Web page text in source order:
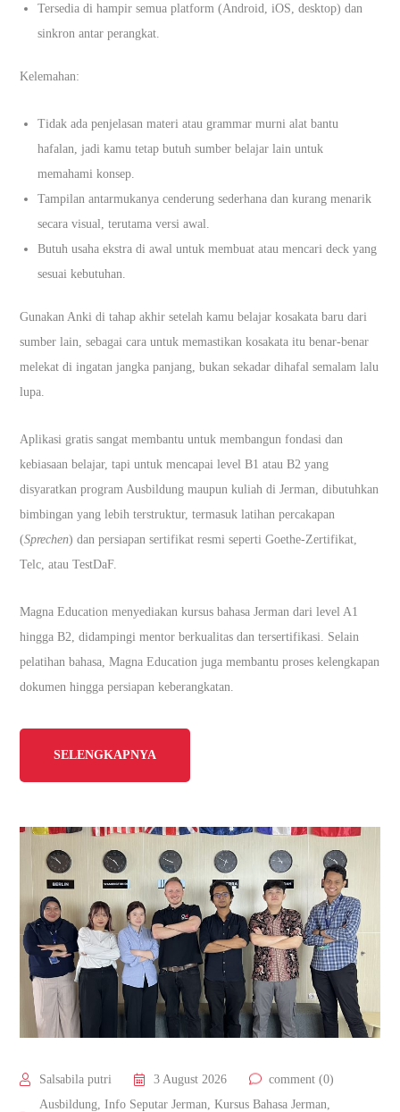
Tersedia di hampir semua platform (Android, iOS, desktop) dan
sinkron antar perangkat.
Kelemahan:
Tidak ada penjelasan materi atau grammar murni alat bantu
hafalan, jadi kamu tetap butuh sumber belajar lain untuk
memahami konsep.
Tampilan antarmukanya cenderung sederhana dan kurang menarik
secara visual, terutama versi awal.
Butuh usaha ekstra di awal untuk membuat atau mencari deck yang
sesuai kebutuhan.
Gunakan Anki di tahap akhir setelah kamu belajar kosakata baru dari
sumber lain, sebagai cara untuk memastikan kosakata itu benar-benar
melekat di ingatan jangka panjang, bukan sekadar dihafal semalam lalu
lupa.
Aplikasi gratis sangat membantu untuk membangun fondasi dan
kebiasaan belajar, tapi untuk mencapai level B1 atau B2 yang
disyaratkan program Ausbildung maupun kuliah di Jerman, dibutuhkan
bimbingan yang lebih terstruktur, termasuk latihan percakapan
(Sprechen) dan persiapan sertifikat resmi seperti Goethe-Zertifikat,
Telc, atau TestDaF.
Magna Education menyediakan kursus bahasa Jerman dari level A1
hingga B2, didampingi mentor berkualitas dan tersertifikasi. Selain
pelatihan bahasa, Magna Education juga membantu proses kelengkapan
dokumen hingga persiapan keberangkatan.
SELENGKAPNYA
Salsabila putri 3 August 2026
comment (0)
Ausbildung ,Info Seputar Jerman ,Kursus Bahasa Jerman